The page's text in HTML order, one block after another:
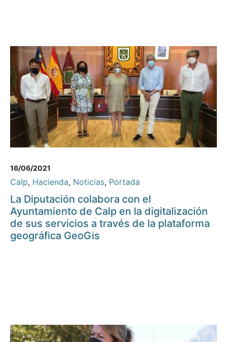
16/06/2021
Calp, Hacienda, Noticias, Portada
La Diputación colabora con el
Ayuntamiento de Calp en la digitalización
de sus servicios a través de la plataforma
geográfica GeoGis